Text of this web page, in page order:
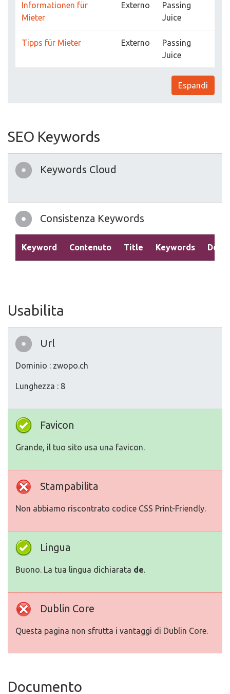
Informationen für
Mieter
Externo
Passing
Juice
Tipps für Mieter Externo
Passing
Juice
Espandi
SEO Keywords
Keywords Cloud
Consistenza Keywords
Keyword Contenuto Title Keywords
Usabilita
Url
Dominio : zwopo.ch
Lunghezza : 8
Favicon
Grande, il tuo sito usa una favicon.
Stampabilita
Non abbiamo riscontrato codice CSS Print-Friendly.
Lingua
Buono. La tua lingua dichiarata de.
Dublin Core
Questa pagina non sfrutta i vantaggi di Dublin Core.
Documento